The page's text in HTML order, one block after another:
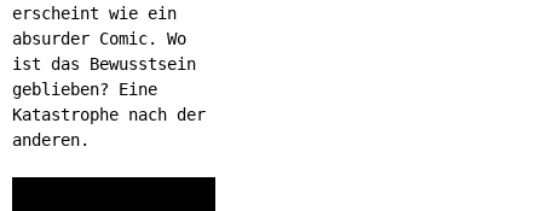
erscheint wie ein
absurder Comic. Wo
ist das Bewusstsein
geblieben? Eine
Katastrophe nach der
anderen.